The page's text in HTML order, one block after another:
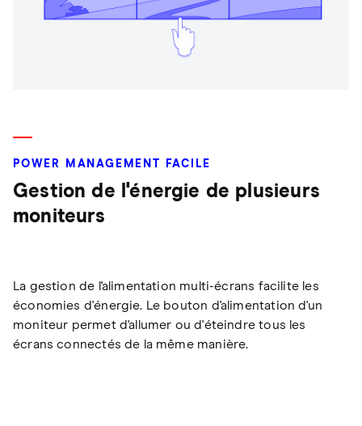
POWER MANAGEMENT FACILE
Gestion de l'énergie de plusieurs
moniteurs
La gestion de l'alimentation multi-écrans facilite les
économies d'énergie. Le bouton d'alimentation d'un
moniteur permet d'allumer ou d'éteindre tous les
écrans connectés de la même manière.